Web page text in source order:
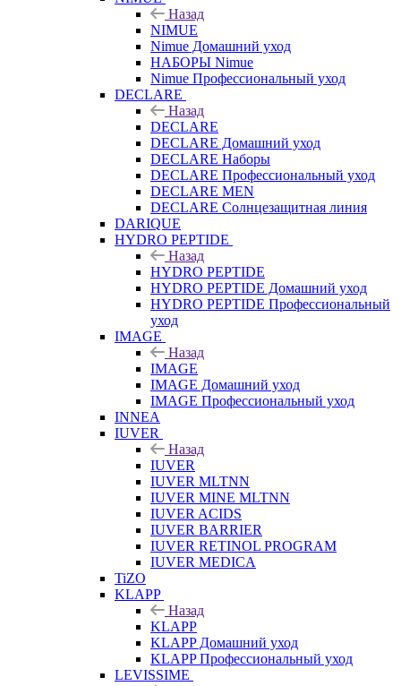
Назад
NIMUE
Nimue Домашний уход
НАБОРЫ Nimue
Nimue Профессиональный уход
DECLARE
Назад
DECLARE
DECLARE Домашний уход
DECLARE Наборы
DECLARE Профессиональный уход
DECLARE MEN
DECLARE Солнцезащитная линия
DARIQUE
HYDRO PEPTIDE
Назад
HYDRO PEPTIDE
HYDRO PEPTIDE Домашний уход
HYDRO PEPTIDE Профессиональный
уход
IMAGE
Назад
IMAGE
IMAGE Домашний уход
IMAGE Профессиональный уход
INNEA
IUVER
Назад
IUVER
IUVER MLTNN
IUVER MINE MLTNN
IUVER ACIDS
IUVER BARRIER
IUVER RETINOL PROGRAM
IUVER MEDICA
TiZO
KLAPP
Назад
KLAPP
KLAPP Домашний уход
KLAPP Профессиональный уход
LEVISSIME